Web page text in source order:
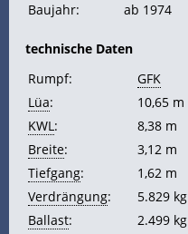
Baujahr:
ab 1974
technische Daten
Rumpf:
GFK
Lüa:
10,65 m
KWL:
8,38 m
Breite:
3,12 m
Tiefgang:
1,62 m
Verdrängung:
5.829 kg
Ballast:
2.499 kg